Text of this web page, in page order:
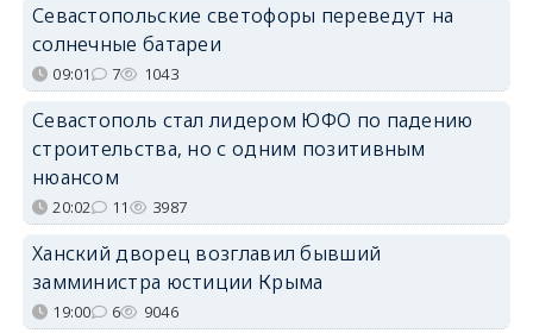
Севастопольские светофоры переведут на
солнечные батареи
09:01 7 1043
Севастополь стал лидером ЮФО по падению
строительства, но с одним позитивным
нюансом
20:02 11 3987
Ханский дворец возглавил бывший
замминистра юстиции Крыма
19:00 6 9046